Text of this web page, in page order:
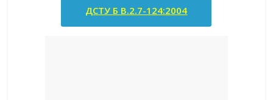
ДСТУ Б В.2.7-124:2004